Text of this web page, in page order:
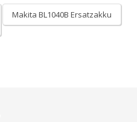
Makita BL1040B Ersatzakku